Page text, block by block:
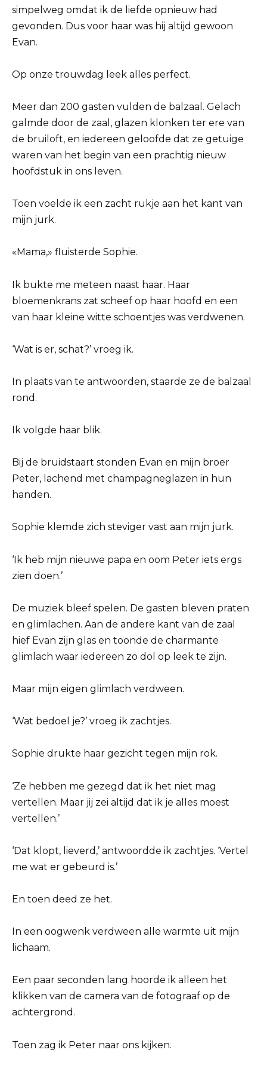
simpelweg omdat ik de liefde opnieuw had
gevonden. Dus voor haar was hij altijd gewoon
Evan.
Op onze trouwdag leek alles perfect.
Meer dan 200 gasten vulden de balzaal. Gelach
galmde door de zaal, glazen klonken ter ere van
de bruiloft, en iedereen geloofde dat ze getuige
waren van het begin van een prachtig nieuw
hoofdstuk in ons leven.
Toen voelde ik een zacht rukje aan het kant van
mijn jurk.
«Mama,» fluisterde Sophie.
Ik bukte me meteen naast haar. Haar
bloemenkrans zat scheef op haar hoofd en een
van haar kleine witte schoentjes was verdwenen.
‘Wat is er, schat?’ vroeg ik.
In plaats van te antwoorden, staarde ze de balzaal
rond.
Ik volgde haar blik.
Bij de bruidstaart stonden Evan en mijn broer
Peter, lachend met champagneglazen in hun
handen.
Sophie klemde zich steviger vast aan mijn jurk.
‘Ik heb mijn nieuwe papa en oom Peter iets ergs
zien doen.’
De muziek bleef spelen. De gasten bleven praten
en glimlachen. Aan de andere kant van de zaal
hief Evan zijn glas en toonde de charmante
glimlach waar iedereen zo dol op leek te zijn.
Maar mijn eigen glimlach verdween.
‘Wat bedoel je?’ vroeg ik zachtjes.
Sophie drukte haar gezicht tegen mijn rok.
‘Ze hebben me gezegd dat ik het niet mag
vertellen. Maar jij zei altijd dat ik je alles moest
vertellen.’
‘Dat klopt, lieverd,’ antwoordde ik zachtjes. ‘Vertel
me wat er gebeurd is.’
En toen deed ze het.
In een oogwenk verdween alle warmte uit mijn
lichaam.
Een paar seconden lang hoorde ik alleen het
klikken van de camera van de fotograaf op de
achtergrond.
Toen zag ik Peter naar ons kijken.